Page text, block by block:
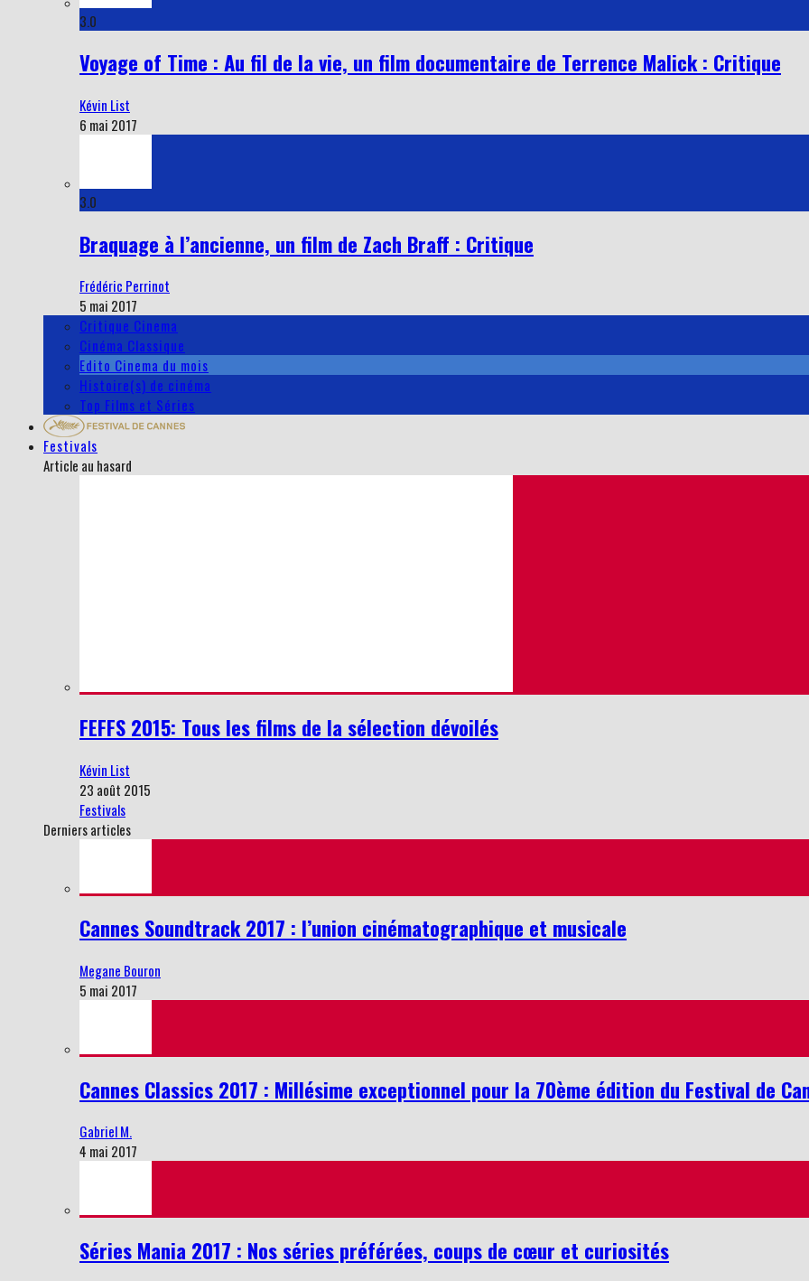
3.0
Voyage of Time : Au fil de la vie, un film documentaire de Terrence Malick : Critique
Kévin List
6 mai 2017
3.0
Braquage à l’ancienne, un film de Zach Braff : Critique
Frédéric Perrinot
5 mai 2017
Critique Cinema
Cinéma Classique
Edito Cinema du mois
Histoire(s) de cinéma
Top Films et Séries
Festivals
Article au hasard
FEFFS 2015: Tous les films de la sélection dévoilés
Kévin List
23 août 2015
Festivals
Derniers articles
Cannes Soundtrack 2017 : l’union cinématographique et musicale
Megane Bouron
5 mai 2017
Cannes Classics 2017 : Millésime exceptionnel pour la 70ème édition du Festival de
Gabriel M.
4 mai 2017
Séries Mania 2017 : Nos séries préférées, coups de cœur et curiosités